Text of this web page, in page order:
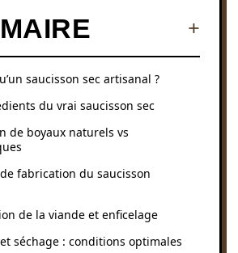
saucisson sec artisanal ?
du vrai saucisson sec
de boyaux naturels vs
fabrication du saucisson
de la viande et enficelage
séchage : conditions optimales